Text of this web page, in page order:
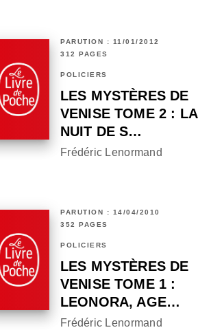
PARUTION : 11/01/2012
312 PAGES
POLICIERS
LES MYSTÈRES DE
VENISE TOME 2 : LA
NUIT DE S…
Frédéric Lenormand
PARUTION : 14/04/2010
352 PAGES
POLICIERS
LES MYSTÈRES DE
VENISE TOME 1 :
LEONORA, AGE…
Frédéric Lenormand